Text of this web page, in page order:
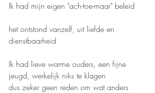
Ik had mijn eigen "ach-toe-maar" beleid
het ontstond vanzelf, uit liefde en
dienstbaarheid
Ik had lieve warme ouders, een fijne
jeugd, werkelijk niks te klagen
dus zeker geen reden om wat anders